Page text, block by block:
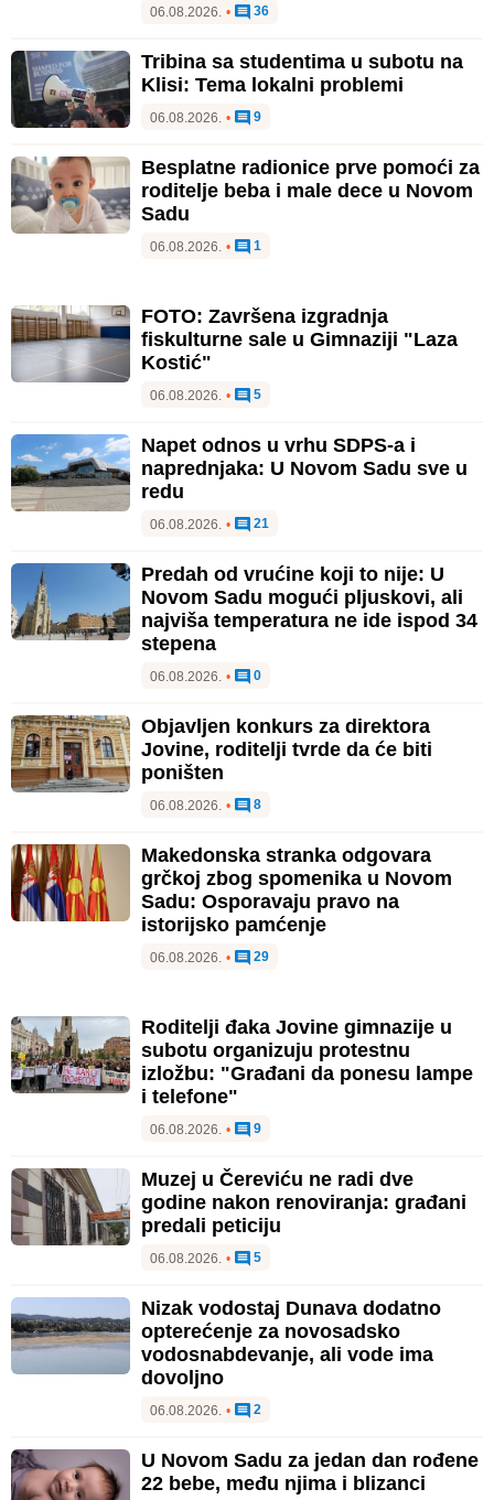
06.08.2026. • 36
Tribina sa studentima u subotu na
Klisi: Tema lokalni problemi
06.08.2026. • 9
Besplatne radionice prve pomoći za
roditelje beba i male dece u Novom
Sadu
06.08.2026. • 1
FOTO: Završena izgradnja
fiskulturne sale u Gimnaziji "Laza
Kostić"
06.08.2026. • 5
Napet odnos u vrhu SDPS-a i
naprednjaka: U Novom Sadu sve u
redu
06.08.2026. • 21
Predah od vrućine koji to nije: U
Novom Sadu mogući pljuskovi, ali
najviša temperatura ne ide ispod 34
stepena
06.08.2026. • 0
Objavljen konkurs za direktora
Jovine, roditelji tvrde da će biti
poništen
06.08.2026. • 8
Makedonska stranka odgovara
grčkoj zbog spomenika u Novom
Sadu: Osporavaju pravo na
istorijsko pamćenje
06.08.2026. • 29
Roditelji đaka Jovine gimnazije u
subotu organizuju protestnu
izložbu: "Građani da ponesu lampe
i telefone"
06.08.2026. • 9
Muzej u Čereviću ne radi dve
godine nakon renoviranja: građani
predali peticiju
06.08.2026. • 5
Nizak vodostaj Dunava dodatno
opterećenje za novosadsko
vodosnabdevanje, ali vode ima
dovoljno
06.08.2026. • 2
U Novom Sadu za jedan dan rođene
22 bebe, među njima i blizanci